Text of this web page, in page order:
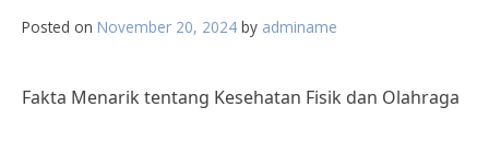
Posted on November 20, 2024 by adminame
Fakta Menarik tentang Kesehatan Fisik dan Olahraga